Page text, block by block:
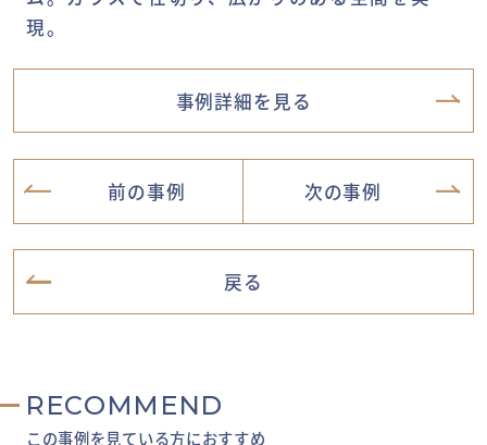
現。
事例詳細を見る
前の事例 次の事例
戻る
RECOMMEND
この事例を見ている方におすすめ